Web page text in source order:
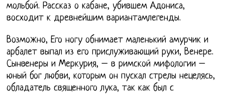
мольбой. Рассказ о кабане, убившем Адониса,
восходит к древнейшим вариантамлегенды.
Возможно, Его ногу обнимает маленький амурчик и
арбалет выпал из его прислуживающий руки, Венере.
Сынвенеры и Меркурия, – в римской мифологии –
юный бог любви, которым он пускал стрелы нецелясь,
обладатель священного лука, так как был с